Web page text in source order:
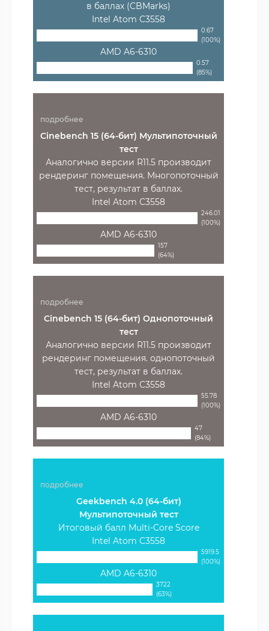
в баллах (CBMarks)
Intel Atom C3558
0.67
(100%)
AMD A6-6310
0.57
(85%)
подробнее
Cinebench 15 (64-бит) Мультипоточный
тест
Аналогично версии R11.5 производит
рендеринг помещения. Многопоточный
тест, результат в баллах.
Intel Atom C3558
246.01
(100%)
AMD A6-6310
157
(64%)
подробнее
Cinebench 15 (64-бит) Однопоточный
тест
Аналогично версии R11.5 производит
рендеринг помещения. однопоточный
тест, результат в баллах.
Intel Atom C3558
55.78
(100%)
AMD A6-6310
47
(84%)
подробнее
Geekbench 4.0 (64-бит)
Мультипоточный тест
Итоговый балл Multi-Core Score
Intel Atom C3558
5919.5
(100%)
AMD A6-6310
3722
(63%)